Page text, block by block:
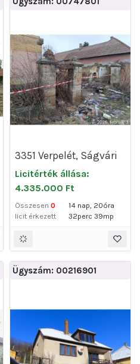
3351 Verpelét, Ságvári
Endre út 15.
Licitérték állása:
4.335.000 Ft
Összesen 0
licit érkezett
14 nap, 20óra
32perc 39mp
Ügyszám: 00216901